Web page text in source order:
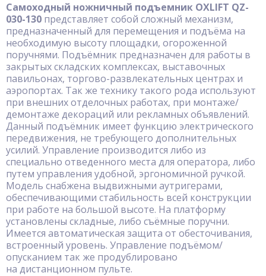
Самоходный ножничный подъемник OXLIFT QZ-
030-130 представляет собой сложный механизм,
предназначенный для перемещения и подъёма на
необходимую высоту площадки, огороженной
поручнями. Подъёмник предназначен для работы в
закрытых складских комплексах, выставочных
павильонах, торгово-развлекательных центрах и
аэропортах. Так же технику такого рода используют
при внешних отделочных работах, при монтаже/
демонтаже декораций или рекламных объявлений.
Данный подъёмник имеет функцию электрического
передвижения, не требующего дополнительных
усилий. Управление производится либо из
специально отведенного места для оператора, либо
путем управления удобной, эргономичной ручкой.
Модель снабжена выдвижными аутригерами,
обеспечивающими стабильность всей конструкции
при работе на большой высоте. На платформу
установлены складные, либо съёмные поручни.
Имеется автоматическая защита от обесточивания,
встроенный уровень. Управление подъёмом/
опусканием так же продублировано
на дистанционном пульте.